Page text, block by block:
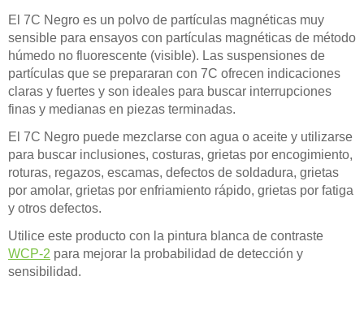
El 7C Negro es un polvo de partículas magnéticas muy
sensible para ensayos con partículas magnéticas de método
húmedo no fluorescente (visible). Las suspensiones de
partículas que se prepararan con 7C ofrecen indicaciones
claras y fuertes y son ideales para buscar interrupciones
finas y medianas en piezas terminadas.
El 7C Negro puede mezclarse con agua o aceite y utilizarse
para buscar inclusiones, costuras, grietas por encogimiento,
roturas, regazos, escamas, defectos de soldadura, grietas
por amolar, grietas por enfriamiento rápido, grietas por fatiga
y otros defectos.
Utilice este producto con la pintura blanca de contraste
WCP-2 para mejorar la probabilidad de detección y
sensibilidad.